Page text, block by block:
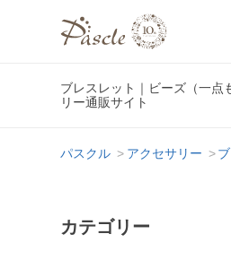
ブレスレット｜ビーズ（一点
リー通販サイト
パスクル アクセサリー
カテゴリー